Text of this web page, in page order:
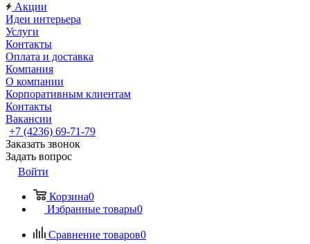
Акции
Идеи интерьера
Услуги
Контакты
Оплата и доставка
Компания
О компании
Корпоративным клиентам
Контакты
Вакансии
+7 (4236) 69-71-79
Заказать звонок
Задать вопрос
Войти
Корзина0
Избранные товары0
Сравнение товаров0